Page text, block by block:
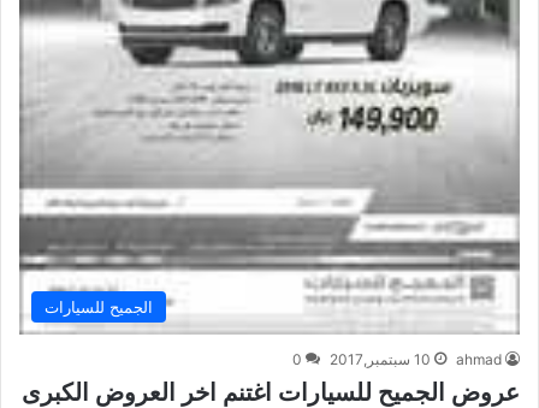
الجميح للسيارات
ahmad 10 سبتمبر,2017 0
عروض الجميح للسيارات اغتنم اخر العروض الكبرى